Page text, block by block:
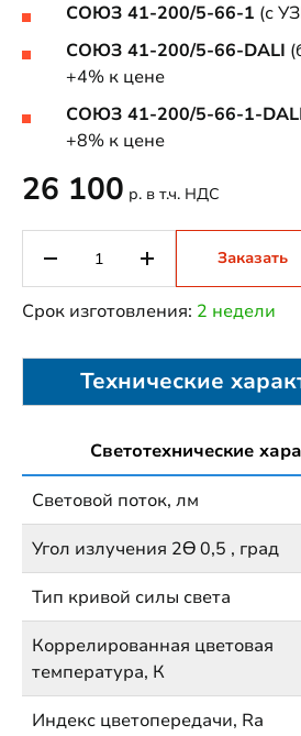
СОЮЗ 41-200/5-66-1 (с
СОЮЗ 41-200/5-66-DALI
+4% к цене
СОЮЗ 41-200/5-66-1-
+8% к цене
26 100 р. в т.ч. НДС
Заказать
Срок изготовления: 2 недели
Технические
Светотехнические
Световой поток, лм
Угол излучения 2Ɵ 0,5 , град
Тип кривой силы света
Коррелированная цветовая
температура, К
Индекс цветопередачи, Ra